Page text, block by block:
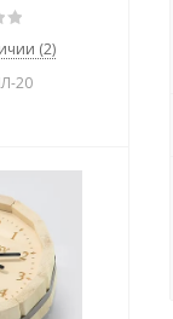
(2)
20